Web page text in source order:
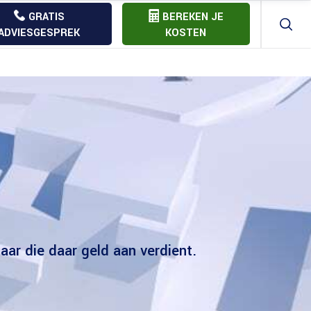
Aannemer offerte vergelijk
Bouwkostenberekening
GRATIS
BEREKEN JE
KOSTEN
Bouwkostenberekening
die daar geld aan verdient.